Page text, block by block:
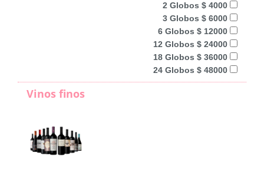
2 Globos $ 4000
3 Globos $ 6000
6 Globos $ 12000
12 Globos $ 24000
18 Globos $ 36000
24 Globos $ 48000
Vinos finos